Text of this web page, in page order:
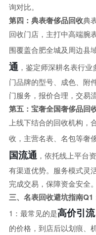
询对比。
第四：典表奢侈品回收典
回收门店，主打中高端腕
围覆盖合肥全城及周边县
通 ，鉴定师深耕名表行
门品牌的型号、成色、附
门服务，报价合理，交易
第五：宝奢全国奢侈品回
上线下结合的回收机构，
收，主营名表、名包等奢
国流通 ，依托线上平台
有渠道优势。服务模式灵
完成交易，保障资金安全。
三、名表回收避坑指南Q1
1：最常见的是高价引
的价格，到店后以划痕、